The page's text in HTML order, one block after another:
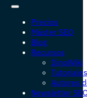
Precios
Máster SEO
Blog
Recursos
DinoWiki
Tutoriales
Autores
Newsletter